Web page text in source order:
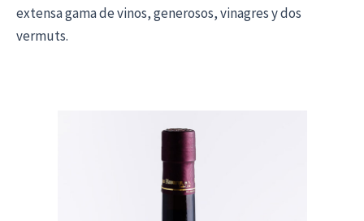
extensa gama de vinos, generosos, vinagres y dos
vermuts.